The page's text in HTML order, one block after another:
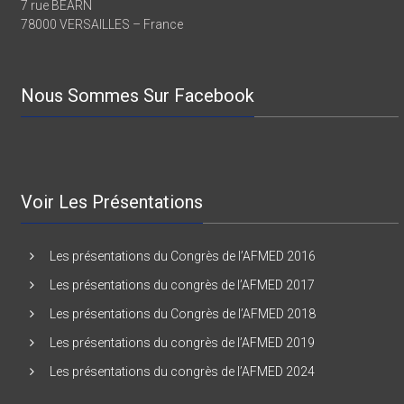
7 rue BEARN
78000 VERSAILLES – France
Nous Sommes Sur Facebook
Voir Les Présentations
Les présentations du Congrès de l’AFMED 2016
Les présentations du congrès de l’AFMED 2017
Les présentations du Congrès de l’AFMED 2018
Les présentations du congrès de l’AFMED 2019
Les présentations du congrès de l’AFMED 2024